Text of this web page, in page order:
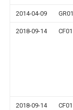
2014-04-09 GR01
2018-09-14 CF01
2018-09-14 CF01